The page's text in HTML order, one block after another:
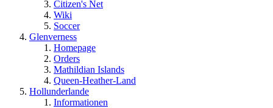
Citizen's Net
Wiki
Soccer
Glenverness
Homepage
Orders
Mathildian Islands
Queen-Heather-Land
Hollunderlande
Informationen